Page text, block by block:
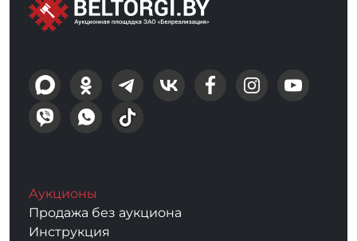
Аукционы
Продажа без аукциона
Инструкция